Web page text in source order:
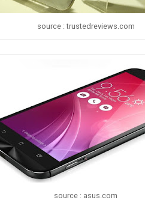
source : trustedreviews.com
source : asus.com